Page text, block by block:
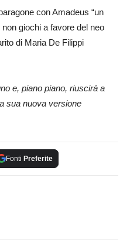
con Amadeus “un
giochi a favore del neo
di Maria De Filippi
e, piano piano, riuscirà a
sua nuova versione
Fonti Preferite